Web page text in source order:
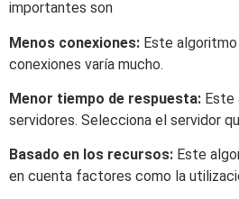
importantes son
Menos conexiones: Este
conexiones varía mucho.
Menor tiempo de respuesta: Este
servidores. Selecciona el servidor
Basado en los recursos: Este
en cuenta factores como la